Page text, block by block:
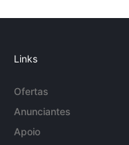
Links
Ofertas
Anunciantes
Apoio